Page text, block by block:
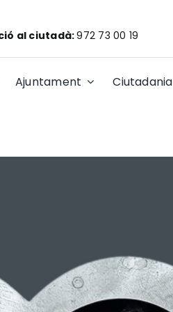
al ciutadà:972 73 00 19
Ajuntament Ciutadania